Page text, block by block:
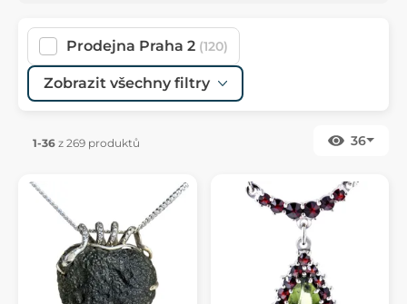
Prodejna Praha 2 (120)
Zobrazit všechny filtry
1-36 z 269 produktů 36